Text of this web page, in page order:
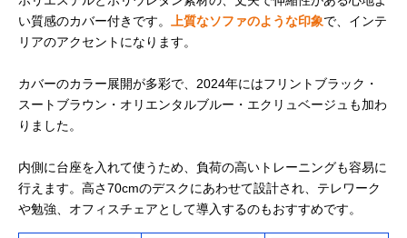
い質感のカバー付きです。
上質なソファのような印象で、インテ
リアのアクセントになります。
カバーのカラー展開が多彩で、2024年にはフリントブラック・
スートブラウン・オリエンタルブルー・エクリュベージュも加わ
りました。
内側に台座を入れて使うため、負荷の高いトレーニングも容易に
行えます。高さ70cmのデスクにあわせて設計され、テレワーク
や勉強、オフィスチェアとして導入するのもおすすめです。